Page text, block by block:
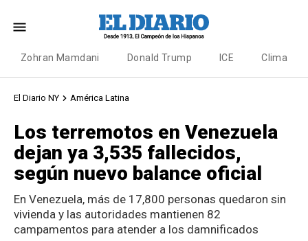
Zohran Mamdani Donald Trump ICE Clima
El Diario NY América Latina
Los terremotos en Venezuela
dejan ya 3,535 fallecidos,
según nuevo balance oficial
En Venezuela, más de 17,800 personas quedaron sin
vivienda y las autoridades mantienen 82
campamentos para atender a los damnificados